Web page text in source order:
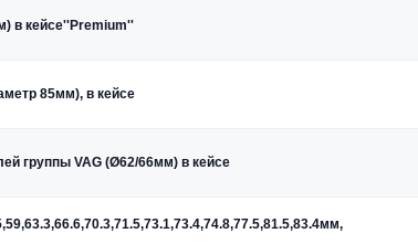
в кейсе''Premium''
85мм), в кейсе
группы VAG (Ø62/66мм) в кейсе